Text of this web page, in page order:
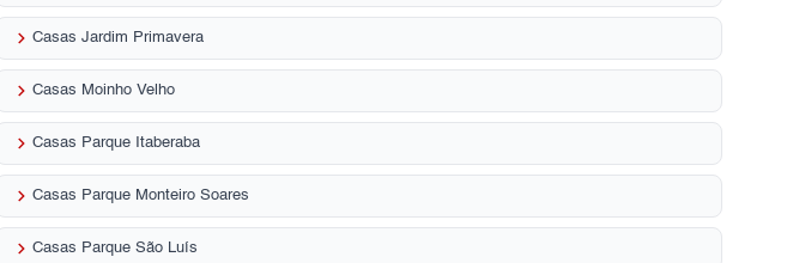
keyboard_arrow_right Casas Jardim Primavera
keyboard_arrow_right Casas Moinho Velho
keyboard_arrow_right Casas Parque Itaberaba
keyboard_arrow_right Casas Parque Monteiro Soares
keyboard_arrow_right Casas Parque São Luís